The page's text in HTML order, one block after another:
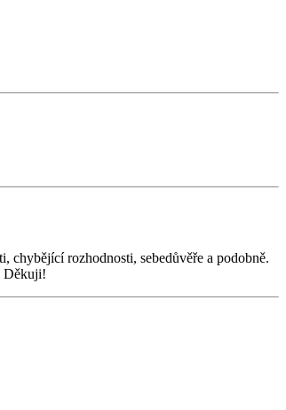
chybějící rozhodnosti, sebedůvěře a podobně.
Děkuji!